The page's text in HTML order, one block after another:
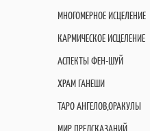
МНОГОМЕРНОЕ ИСЦЕЛЕНИЕ
КАРМИЧЕСКОЕ ИСЦЕЛЕНИЕ
АСПЕКТЫ ФЕН-ШУЙ
ХРАМ ГАНЕШИ
ТАРО АНГЕЛОВ,ОРАКУЛЫ